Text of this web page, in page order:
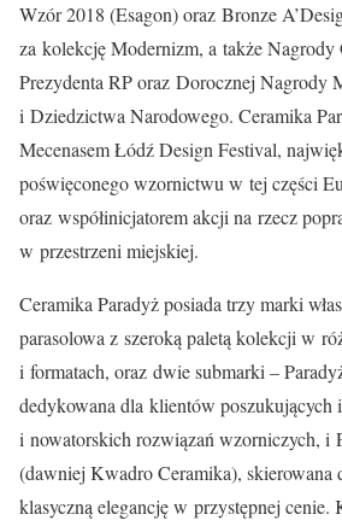
Wzór 2018 (Esagon) oraz Bronze
za kolekcję Modernizm, a także Nagrody
Prezydenta RP oraz Dorocznej Nagrody
i Dziedzictwa Narodowego. Ceramika
Mecenasem Łódź Design Festival,
poświęconego wzornictwu w tej części
oraz współinicjatorem akcji na rzecz
w przestrzeni miejskiej.
Ceramika Paradyż posiada trzy marki
parasolowa z szeroką paletą kolekcji w
i formatach, oraz dwie submarki –
dedykowana dla klientów poszukujących
i nowatorskich rozwiązań wzorniczych, i
(dawniej Kwadro Ceramika), skierowana
klasyczną elegancję w przystępnej